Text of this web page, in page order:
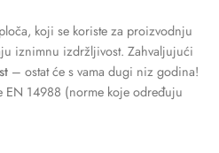
koji se koriste za proizvodnju
iznimnu izdržljivost. Zahvaljujući
– ostat će s vama dugi niz godina!
EN 14988 (norme koje određuju